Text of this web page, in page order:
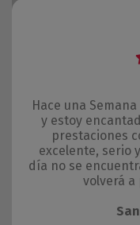
Hace una
y estoy
prestaciones
excelente, serio
día no se
volverá a